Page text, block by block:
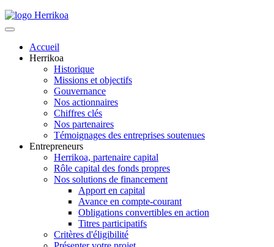
Accueil
Herrikoa
Historique
Missions et objectifs
Gouvernance
Nos actionnaires
Chiffres clés
Nos partenaires
Témoignages des entreprises soutenues
Entrepreneurs
Herrikoa, partenaire capital
Rôle capital des fonds propres
Nos solutions de financement
Apport en capital
Avance en compte-courant
Obligations convertibles en action
Titres participatifs
Critères d'éligibilité